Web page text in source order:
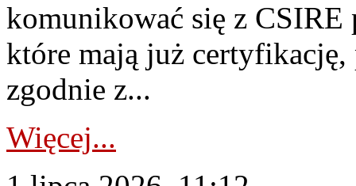
komunikować się z
które mają już
zgodnie z...
Więcej...